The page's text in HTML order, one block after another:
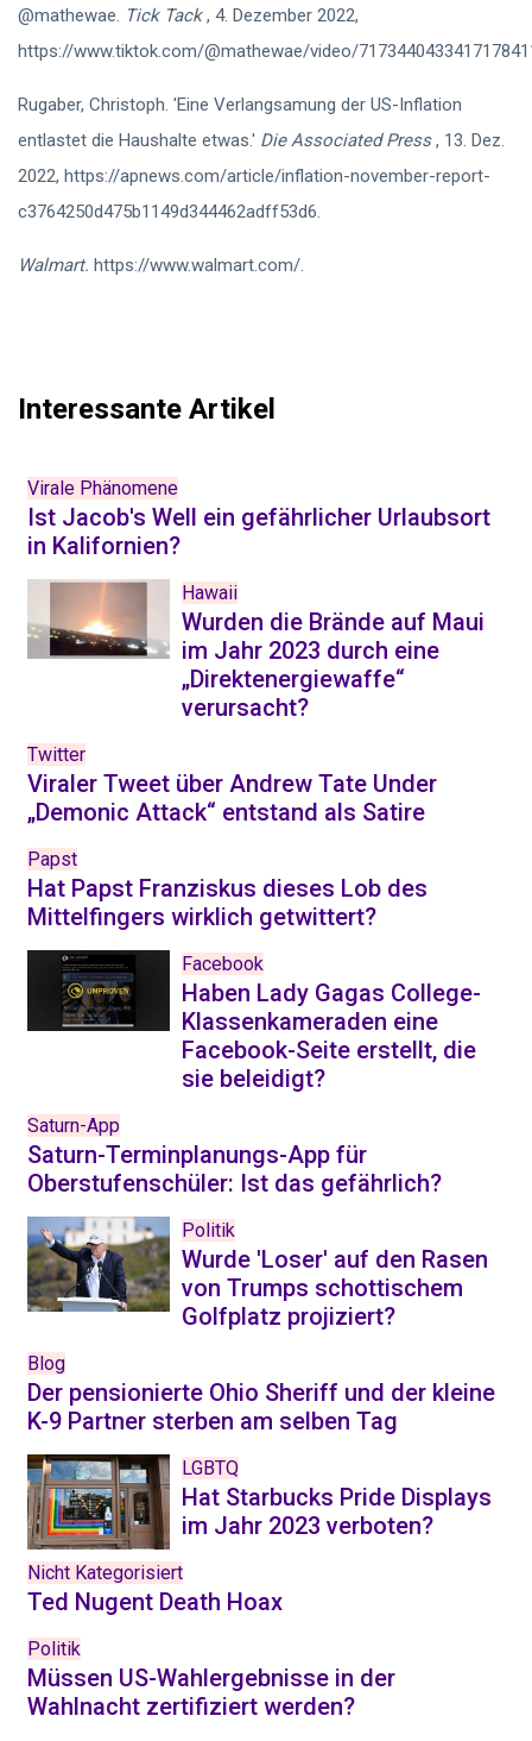
@mathewae. Tick ​​Tack, 4. Dezember 2022,
https://www.tiktok.com/@mathewae/video/
Rugaber, Christoph. 'Eine Verlangsamung der US-Inflation
entlastet die Haushalte etwas.' Die Associated Press, 13. Dez.
2022, https://apnews.com/article/inflation-november-report-
c3764250d475b1149d344462adff53d6.
Walmart. https://www.walmart.com/.
Interessante Artikel
Virale Phänomene
Ist Jacob's Well ein gefährlicher Urlaubsort
in Kalifornien?
Hawaii
Wurden die Brände auf Maui
im ​​Jahr 2023 durch eine
„Direktenergiewaffe“
verursacht?
Twitter
Viraler Tweet über Andrew Tate Under
„Demonic Attack“ entstand als Satire
Papst
Hat Papst Franziskus dieses Lob des
Mittelfingers wirklich getwittert?
Facebook
Haben Lady Gagas College-
Klassenkameraden eine
Facebook-Seite erstellt, die
sie beleidigt?
Saturn-App
Saturn-Terminplanungs-App für
Oberstufenschüler: Ist das gefährlich?
Politik
Wurde 'Loser' auf den Rasen
von Trumps schottischem
Golfplatz projiziert?
Blog
Der pensionierte Ohio Sheriff und der kleine
K-9 Partner sterben am selben Tag
LGBTQ
Hat Starbucks Pride Displays
im Jahr 2023 verboten?
Nicht Kategorisiert
Ted Nugent Death Hoax
Politik
Müssen US-Wahlergebnisse in der
Wahlnacht zertifiziert werden?